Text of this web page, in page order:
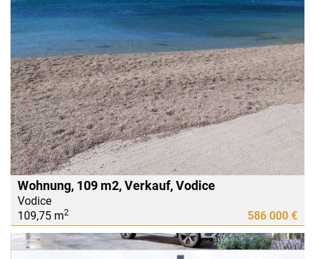
Wohnung, 109 m2, Verkauf, Vodice
Vodice
109,75 m2 586 000 €